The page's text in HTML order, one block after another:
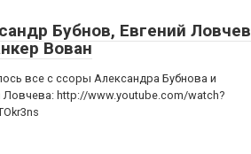
Бубнов, Евгений Ловчев
Вован
все с ссоры Александра Бубнова и
Ловчева: http://www.youtube.com/watch?